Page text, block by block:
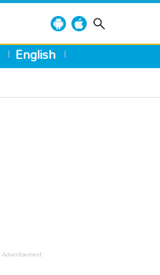
English